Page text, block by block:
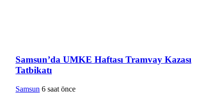
Samsun’da UMKE Haftası Tramvay Kazası
Tatbikatı
Samsun 6 saat önce